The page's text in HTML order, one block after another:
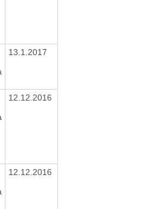
13.1.2017
12.12.2016
12.12.2016